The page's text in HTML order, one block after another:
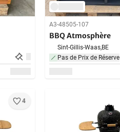
A3-48505-107
BBQ Atmosphère
Sint-Gillis-Waas,BE
Pas de Prix de Réserve
4